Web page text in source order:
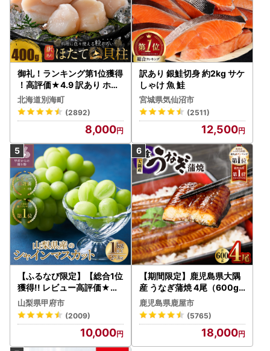
御礼！ランキング第1位獲得
！高評価★4.9 訳あり ホタ
テ 400g（ほたて 帆立 貝柱
冷凍 ）
北海道別海町
(2892)
8,000
訳あり 銀鮭切身 約2kg サケ
しゃけ 魚 鮭
宮城県気仙沼市
(2511)
12,500
【ふるなび限定】【総合1位
獲得!! レビュー高評価★】
〈2026年度配送分〉山梨
県産 シャインマスカット 2
～3房（1.0kg以上）シャイ
ン フルーツ FN-Limited-S
P
山梨県甲府市
(2009)
10,000
【期間限定】鹿児島県大隅
産 うなぎ蒲焼 4尾（600g
） KN007-004-04-cp18
うなぎ 鰻 魚 惣菜 総菜
鹿児島県鹿屋市
(5765)
18,000